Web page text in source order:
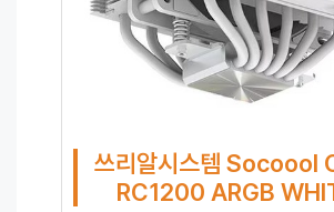
쓰리알시스템 Socoool
RC1200 ARGB